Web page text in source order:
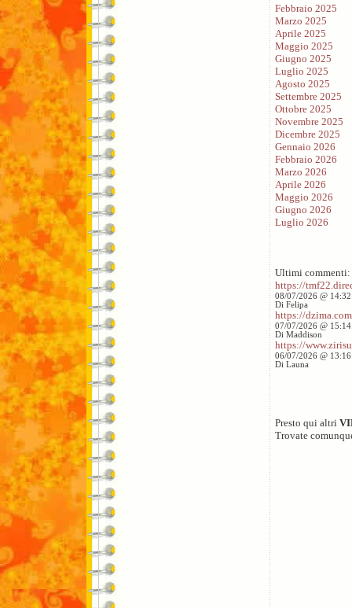
Febbraio 2025
Marzo 2025
Aprile 2025
Maggio 2025
Giugno 2025
Luglio 2025
Agosto 2025
Settembre 2025
Ottobre 2025
Novembre 2025
Dicembre 2025
Gennaio 2026
Febbraio 2026
Marzo 2026
Aprile 2026
Maggio 2026
Giugno 2026
Luglio 2026
Ultimi commenti:
https://
08/07/2026 @
Di Felipa
https://
07/07/2026 @
Di Maddison
https://
06/07/2026 @
Di Launa
Presto qui altri
Trovate